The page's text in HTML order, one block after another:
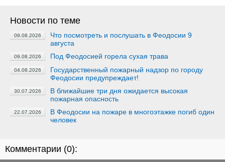
Новости по теме
09.08.2026
Что посмотреть и послушать в Феодосии 9
августа
09.08.2026 Под Феодосией горела сухая трава
04.08.2026
Государственный пожарный надзор по городу
Феодосии предупреждает!
30.07.2026
В ближайшие три дня ожидается высокая
пожарная опасность
22.07.2026
В Феодосии на пожаре в многоэтажке погиб один
человек
Комментарии (0):